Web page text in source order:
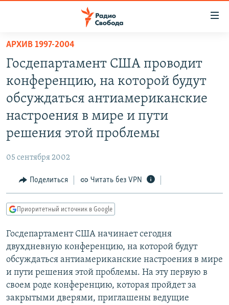
упрощенного
доступа
Вернуться
основному
содержанию
Вернутся
главной
навигации
Вернутся
поиску
ПОДКАСТЫ
АВТОРСКИЕ ПРОЕКТЫ
МНЕНИЯ
IDEL.РЕАЛИИ
КАВКАЗ.РЕАЛИИ
СЕВЕР.РЕАЛИИ
РАСПИСАНИЕ ВЕЩАНИЯ
ПОДПИШИТЕСЬ НА РАССЫЛКУ
СОЦИАЛЬНЫЕ СЕТИ
АРХИВ 1997-2004
Госдепартамент США проводит
конференцию, на которой будут
обсуждаться антиамериканские
настроения в мире и пути
решения этой проблемы
05 сентября 2002
Поделиться Читать без VPN
Приоритетный источник в Google
Госдепартамент США начинает сегодня
двухдневную конференцию, на которой будут
обсуждаться антиамериканские настроения в мире
и пути решения этой проблемы. На эту первую в
своем роде конференцию, которая пройдет за
закрытыми дверями, приглашены ведущие